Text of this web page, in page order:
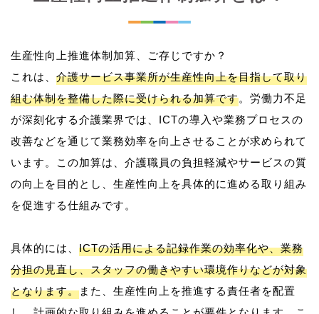
生産性向上推進体制加算、ご存じですか？
これは、 介護サービス事業所が生産性向上を目指して取り
組む体制を整備した際に受けられる加算です。労働力不足
が深刻化する介護業界では、ICTの導入や業務プロセスの
改善などを通じて業務効率を向上させることが求められて
います。この加算は、介護職員の負担軽減やサービスの質
の向上を目的とし、生産性向上を具体的に進める取り組み
を促進する仕組みです。
具体的には、 ICTの活用による記録作業の効率化や、業務
分担の見直し、スタッフの働きやすい環境作りなどが対象
となります。また、生産性向上を推進する責任者を配置